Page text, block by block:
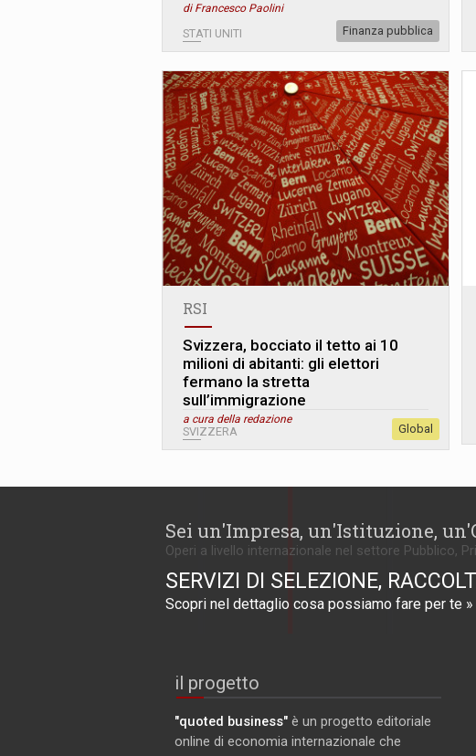
di Francesco Paolini
STATI UNITI Finanza pubblica
RSI
Svizzera, bocciato il tetto ai 10
milioni di abitanti: gli elettori
fermano la stretta
sull’immigrazione
a cura della redazione
SVIZZERA Global
Sei un'Impresa, un'Istituzione,
Operi a livello internazionale nel settore Pubblico,
SERVIZI DI SELEZIONE,
Scopri nel dettaglio cosa possiamo fare per te »
il progetto
"quoted business" è un progetto editoriale
online di economia internazionale che